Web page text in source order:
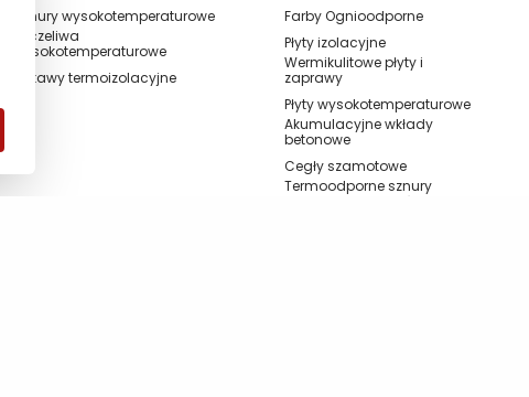
Sznury wysokotemperaturowe
Szczeliwa
wysokotemperaturowe
Rękawy termoizolacyjne
Farby Ognioodporne
Płyty izolacyjne
Wermikulitowe płyty i
zaprawy
Płyty wysokotemperaturowe
Akumulacyjne wkłady
betonowe
Cegły szamotowe
Termoodporne sznury
uszczelniające, taśmy i